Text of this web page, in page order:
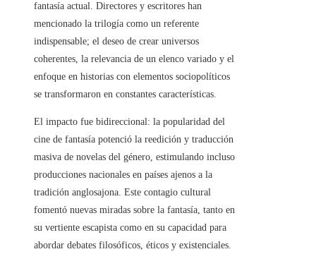
fantasía actual. Directores y escritores han
mencionado la trilogía como un referente
indispensable; el deseo de crear universos
coherentes, la relevancia de un elenco variado y el
enfoque en historias con elementos sociopolíticos
se transformaron en constantes características.
El impacto fue bidireccional: la popularidad del
cine de fantasía potenció la reedición y traducción
masiva de novelas del género, estimulando incluso
producciones nacionales en países ajenos a la
tradición anglosajona. Este contagio cultural
fomentó nuevas miradas sobre la fantasía, tanto en
su vertiente escapista como en su capacidad para
abordar debates filosóficos, éticos y existenciales.